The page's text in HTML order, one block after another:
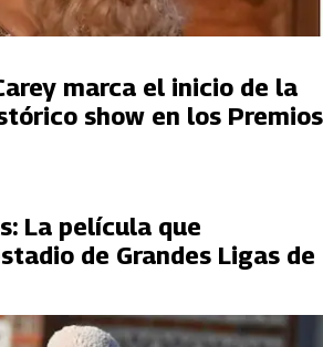
marca el inicio de la
show en los Premios
La película que
de Grandes Ligas de